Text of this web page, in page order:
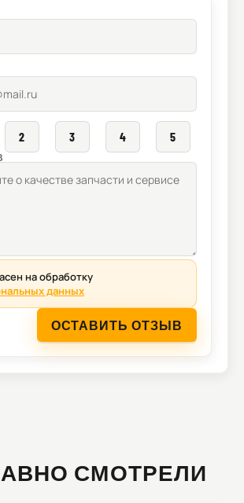
2 3 4 5
на обработку
данных
ОСТАВИТЬ ОТЗЫВ
СМОТРЕЛИ